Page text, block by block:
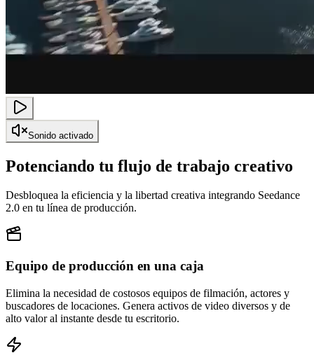
Sonido activado
Potenciando tu flujo de trabajo creativo
Desbloquea la eficiencia y la libertad creativa integrando Seedance
2.0 en tu línea de producción.
Equipo de producción en una caja
Elimina la necesidad de costosos equipos de filmación, actores y
buscadores de locaciones. Genera activos de video diversos y de
alto valor al instante desde tu escritorio.